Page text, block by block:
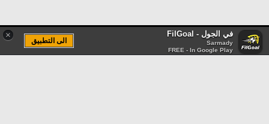
× في الجول - FilGoal
Sarmady
FREE - In Google Play
الى التطبيق